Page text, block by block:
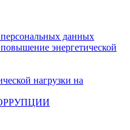
данных
энергетической
нагрузки на